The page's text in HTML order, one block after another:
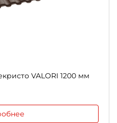
VALORI 1200 мм